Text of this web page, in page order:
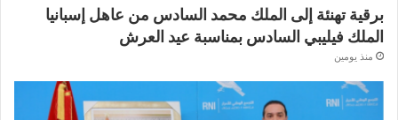
برقية تهنئة إلى الملك محمد السادس من عاهل إسبانيا
الملك فيليبي السادس بمناسبة عيد العرش
منذ يومين